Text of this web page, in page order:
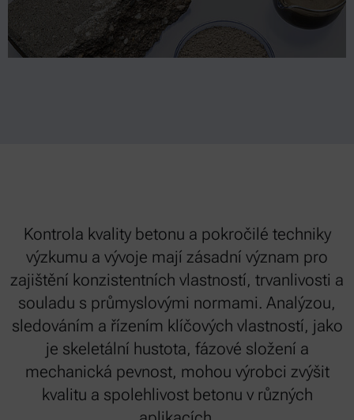
Kontrola kvality betonu a pokročilé techniky
výzkumu a vývoje mají zásadní význam pro
zajištění konzistentních vlastností, trvanlivosti a
souladu s průmyslovými normami. Analýzou,
sledováním a řízením klíčových vlastností, jako
je skeletální hustota, fázové složení a
mechanická pevnost, mohou výrobci zvýšit
kvalitu a spolehlivost betonu v různých